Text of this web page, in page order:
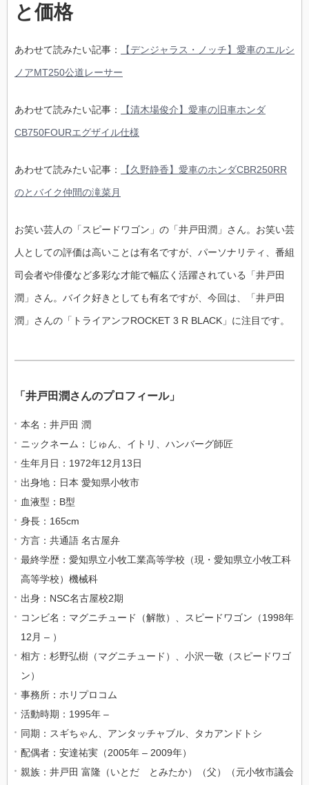
と価格
あわせて読みたい記事： 【デンジャラス・ノッチ】愛車のエルシ
ノアMT250公道レーサー
あわせて読みたい記事： 【清木場俊介】愛車の旧車ホンダ
CB750FOURエグザイル仕様
あわせて読みたい記事： 【久野静香】愛車のホンダCBR250RR
のとバイク仲間の滝菜月
お笑い芸人の「スピードワゴン」の「井戸田潤」さん。お笑い芸
人としての評価は高いことは有名ですが、パーソナリティ、番組
司会者や俳優など多彩な才能で幅広く活躍されている「井戸田
潤」さん。バイク好きとしても有名ですが、今回は、「井戸田
潤」さんの「トライアンフROCKET 3 R BLACK」に注目です。
「井戸田潤さんのプロフィール」
本名：井戸田 潤
ニックネーム：じゅん、イトリ、ハンバーグ師匠
生年月日：1972年12月13日
出身地：日本 愛知県小牧市
血液型：B型
身長：165cm
方言：共通語 名古屋弁
最終学歴：愛知県立小牧工業高等学校（現・愛知県立小牧工科
高等学校）機械科
出身：NSC名古屋校2期
コンビ名：マグニチュード（解散）、スピードワゴン（1998年
12月 – ）
相方：杉野弘樹（マグニチュード）、小沢一敬（スピードワゴ
ン）
事務所：ホリプロコム
活動時期：1995年 –
同期：スギちゃん、アンタッチャブル、タカアンドトシ
配偶者：安達祐実（2005年 – 2009年）
親族：井戸田 富隆（いとだ とみたか）（父）（元小牧市議会